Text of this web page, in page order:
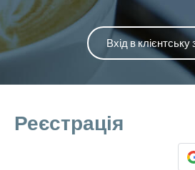
Вхід в клієнтську
Реєстрація